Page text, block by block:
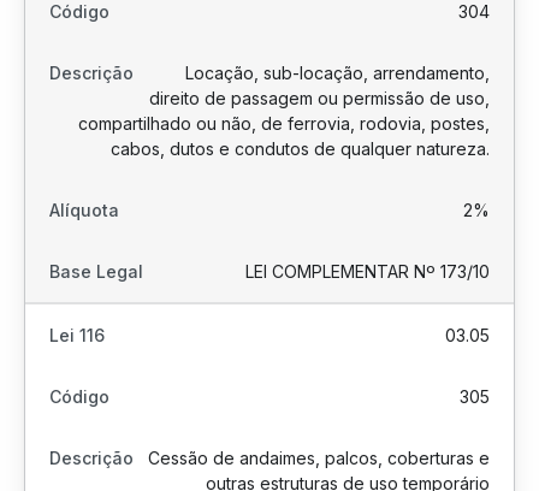
304
Locação, sub-locação, arrendamento,
direito de passagem ou permissão de uso,
compartilhado ou não, de ferrovia, rodovia, postes,
cabos, dutos e condutos de qualquer natureza.
2%
LEI COMPLEMENTAR Nº 173/10
03.05
305
Cessão de andaimes, palcos, coberturas e
outras estruturas de uso temporário